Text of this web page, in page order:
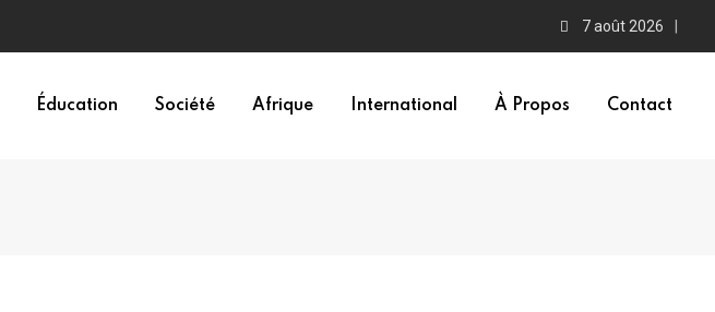
7 août 2026
Éducation Société Afrique International À Propos Contact